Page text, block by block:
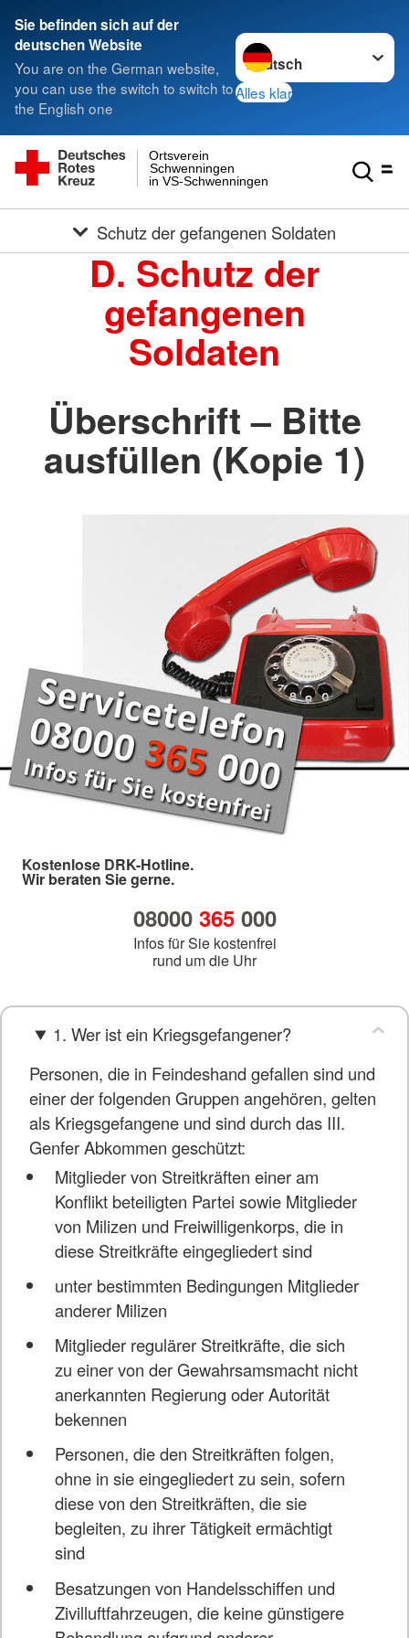
Sie befinden sich auf der
deutschen Website
You are on the German website,
you can use the switch to switch to
the English one
Sprache wechseln zu
Alles klar
in VS-Schwenningen
Schwenningen
Ortsverein
Schutz der gefangenen Soldaten
D. Schutz der
gefangenen
Soldaten
Überschrift – Bitte
ausfüllen (Kopie 1)
Kostenlose DRK-Hotline.
Wir beraten Sie gerne.
08000 365000
Infos für Sie kostenfrei
rund um die Uhr
1. Wer ist ein Kriegsgefangener?
Personen, die in Feindeshand gefallen sind und
einer der folgenden Gruppen angehören, gelten
als Kriegsgefangene und sind durch das III.
Genfer Abkommen geschützt:
Mitglieder von Streitkräften einer am
Konflikt beteiligten Partei sowie Mitglieder
von Milizen und Freiwilligenkorps, die in
diese Streitkräfte eingegliedert sind
unter bestimmten Bedingungen Mitglieder
anderer Milizen
Mitglieder regulärer Streitkräfte, die sich
zu einer von der Gewahrsamsmacht nicht
anerkannten Regierung oder Autorität
bekennen
Personen, die den Streitkräften folgen,
ohne in sie eingegliedert zu sein, sofern
diese von den Streitkräften, die sie
begleiten, zu ihrer Tätigkeit ermächtigt
sind
Besatzungen von Handelsschiffen und
Zivilluftfahrzeugen, die keine günstigere